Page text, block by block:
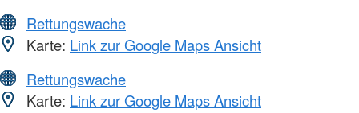
Rettungswache
Karte: Link zur Google Maps Ansicht
Rettungswache
Karte: Link zur Google Maps Ansicht